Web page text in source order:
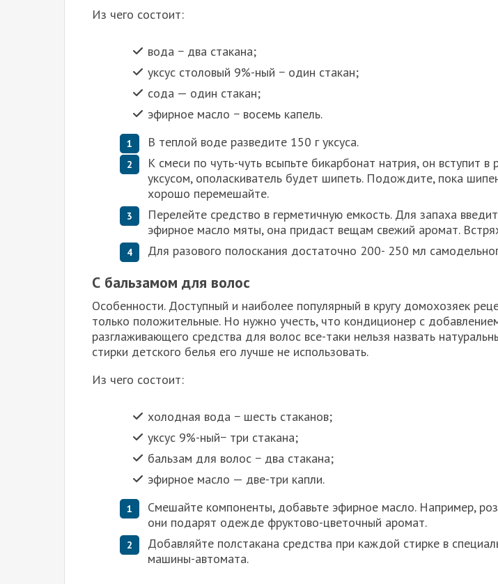
Из чего состоит:
вода − два стакана;
уксус столовый 9%-ный − один стакан;
сода — один стакан;
эфирное масло − восемь капель.
В теплой воде разведите 150 г уксуса.
К смеси по чуть-чуть всыпьте бикарбонат натрия, он вступит в
уксусом, ополаскиватель будет шипеть. Подождите, пока
хорошо перемешайте.
Перелейте средство в герметичную емкость. Для запаха
эфирное масло мяты, она придаст вещам свежий аромат.
Для разового полоскания достаточно 200- 250 мл
С бальзамом для волос
Особенности. Доступный и наиболее популярный в кругу домохозяек
только положительные. Но нужно учесть, что кондиционер с
разглаживающего средства для волос все-таки нельзя назвать
стирки детского белья его лучше не использовать.
Из чего состоит:
холодная вода − шесть стаканов;
уксус 9%-ный− три стакана;
бальзам для волос − два стакана;
эфирное масло — две-три капли.
Смешайте компоненты, добавьте эфирное масло. Например,
они подарят одежде фруктово-цветочный аромат.
Добавляйте полстакана средства при каждой стирке в
машины-автомата.